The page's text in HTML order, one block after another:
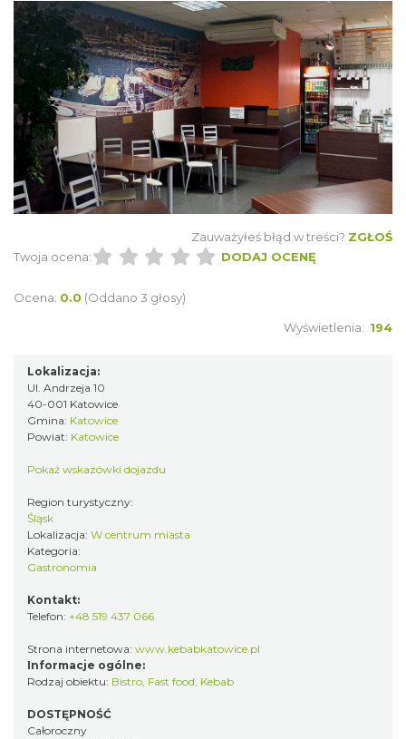
Zauważyłeś błąd w treści? ZGŁOŚ
Twoja ocena:
DODAJ OCENĘ
Ocena: 0.0 (Oddano 3 głosy)
Wyświetlenia: 194
Lokalizacja:
Ul. Andrzeja 10
40-001 Katowice
Gmina: Katowice
Powiat: Katowice
Pokaż wskazówki dojazdu
Region turystyczny:
Śląsk
Lokalizacja: W centrum miasta
Kategoria:
Gastronomia
Kontakt:
Telefon: +48 519 437 066
Strona internetowa: www.kebabkatowice.pl
Informacje ogólne:
Rodzaj obiektu: Bistro, Fast food, Kebab
DOSTĘPNOŚĆ
Całoroczny